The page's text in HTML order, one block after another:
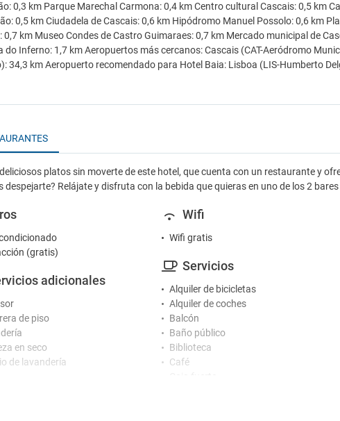
0,3 km Parque Marechal Carmona: 0,4 km Centro cultural Cascais: 0,5 km
0,5 km Ciudadela de Cascais: 0,6 km Hipódromo Manuel Possolo: 0,6 km
0,7 km Museo Condes de Castro Guimaraes: 0,7 km Mercado municipal de
do Inferno: 1,7 km Aeropuertos más cercanos: Cascais (CAT-Aeródromo
34,3 km Aeropuerto recomendado para Hotel Baia: Lisboa (LIS-Humberto
platos sin moverte de este hotel, que cuenta con un restaurante y
despejarte? Relájate y disfruta con la bebida que quieras en uno de los 2
(gratis)
adicionales
de piso
en seco
de lavandería
Wifi
Wifi gratis
Servicios
Alquiler de bicicletas
Alquiler de coches
Balcón
Baño público
Biblioteca
Café